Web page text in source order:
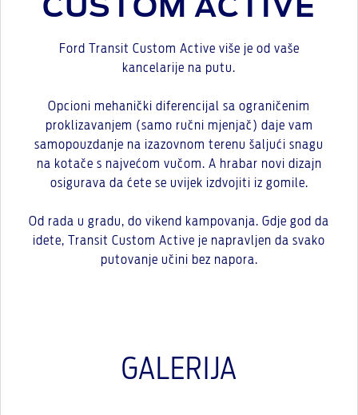
CUSTOM ACTIVE
Ford Transit Custom Active više je od vaše
kancelarije na putu.
Opcioni mehanički diferencijal sa ograničenim
proklizavanjem (samo ručni mjenjač) daje vam
samopouzdanje na izazovnom terenu šaljući snagu
na kotače s najvećom vučom. A hrabar novi dizajn
osigurava da ćete se uvijek izdvojiti iz gomile.
Od rada u gradu, do vikend kampovanja. Gdje god da
idete, Transit Custom Active je napravljen da svako
putovanje učini bez napora.
GALERIJA